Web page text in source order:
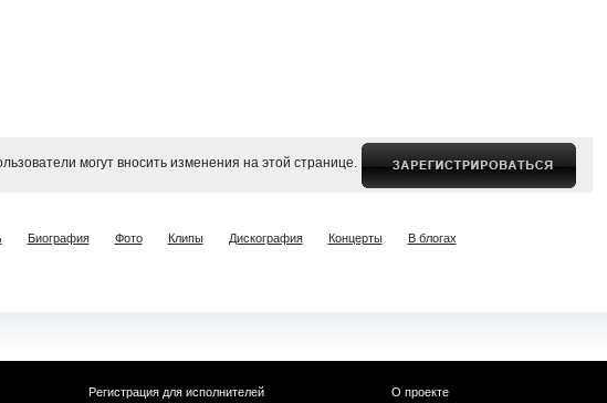
могут вносить изменения на этой странице.
Биография Фото Клипы Дискография Концерты В блогах
Регистрация для исполнителей
О проекте